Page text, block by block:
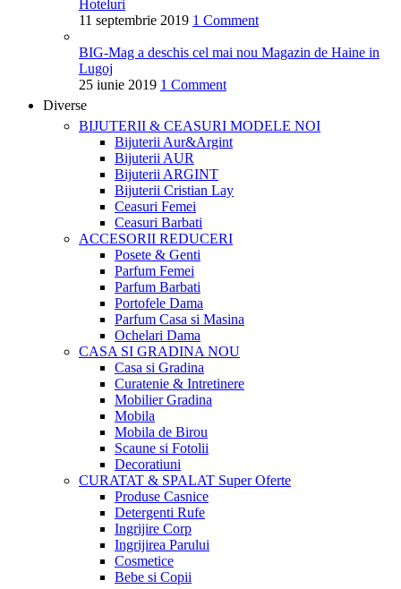
Hoteluri
11 septembrie 2019 1 Comment
BIG-Mag a deschis cel mai nou Magazin de Haine in
Lugoj
25 iunie 2019 1 Comment
Diverse
BIJUTERII & CEASURI MODELE NOI
Bijuterii Aur&Argint
Bijuterii AUR
Bijuterii ARGINT
Bijuterii Cristian Lay
Ceasuri Femei
Ceasuri Barbati
ACCESORII REDUCERI
Posete & Genti
Parfum Femei
Parfum Barbati
Portofele Dama
Parfum Casa si Masina
Ochelari Dama
CASA SI GRADINANOU
Casa si Gradina
Curatenie & Intretinere
Mobilier Gradina
Mobila
Mobila de Birou
Scaune si Fotolii
Decoratiuni
CURATAT & SPALAT Super Oferte
Produse Casnice
Detergenti Rufe
Ingrijire Corp
Ingrijirea Parului
Cosmetice
Bebe si Copii